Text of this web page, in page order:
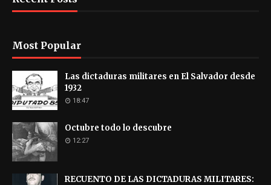
Most Popular
Las dictaduras militares en El Salvador desde
1932
18:47
Octubre todo lo descubre
12:27
RECUENTO DE LAS DICTADURAS MILITARES: